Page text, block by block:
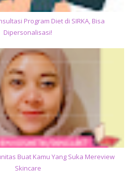
Program Diet di SIRKA, Bisa
Dipersonalisasi!
Buat Kamu Yang Suka Mereview
Skincare